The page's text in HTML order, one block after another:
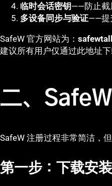
临时会话密钥——防止截
多设备同步与验证——提
SafeW 官方网站为：
建议所有用户仅通过此地址
二、
SafeW 注册过程非常简洁，
第一步：下载安